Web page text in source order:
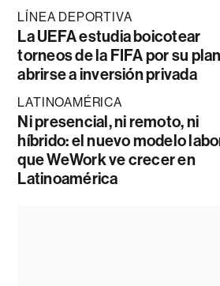
LÍNEA DEPORTIVA
La UEFA estudia boicotear
torneos de la FIFA por su
abrirse a inversión privada
LATINOAMÉRICA
Ni presencial, ni remoto, ni
híbrido: el nuevo modelo
que WeWork ve crecer en
Latinoamérica